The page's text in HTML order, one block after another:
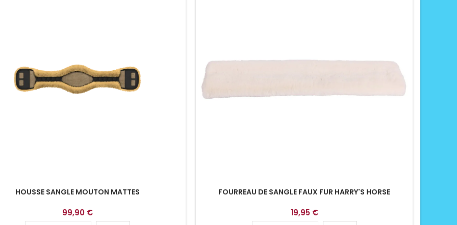
HOUSSE SANGLE MOUTON MATTES
99,90 €
FOURREAU DE SANGLE FAUX FUR HARRY'S HORSE
19,95 €